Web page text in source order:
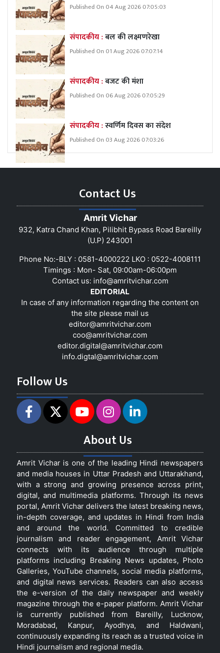
Published On 04 Aug 2026 07:05:03
संपादकीय :बल की लक्ष्मणरेखा
Published On 01 Aug 2026 07:07:14
संपादकीय :बजट की मंशा
Published On 06 Aug 2026 07:05:29
संपादकीय :स्वर्णिम दिवस का संदेश
Published On 03 Aug 2026 07:03:26
Contact Us
Amrit Vichar
932, Katra Chand Khan, Pilibhit Bypass Road Bareilly
(U.P) 243001
Phone No:-BLY : 0581-4000222 LKO : 0522-4008111
Timings : Mon- Sat, 09:00am-06:00pm
Contact us: info@amritvichar.com
EDITORIAL
In case of any information regarding the content on
the site please mail us
editor@amritvichar.com
coo@amritvichar.com
editor.digital@amritvichar.com
info.digtal@amritvichar.com
Follow Us
About Us
Amrit Vichar is one of the leading Hindi newspapers
and media houses in Uttar Pradesh and Uttarakhand,
with a strong and growing presence across print,
digital, and multimedia platforms. Through its news
portal, Amrit Vichar delivers the latest breaking news,
in-depth coverage, and updates in Hindi from India
and around the world. Committed to credible
journalism and reader engagement, Amrit Vichar
connects with its audience through multiple
platforms including Breaking News updates, Photo
Galleries, YouTube channels, social media platforms,
and digital news services. Readers can also access
the e-version of the daily newspaper and weekly
magazine through the e-paper platform. Amrit Vichar
is currently published from Bareilly, Lucknow,
Moradabad, Kanpur, Ayodhya, and Haldwani,
continuously expanding its reach as a trusted voice in
Hindi journalism and regional media.